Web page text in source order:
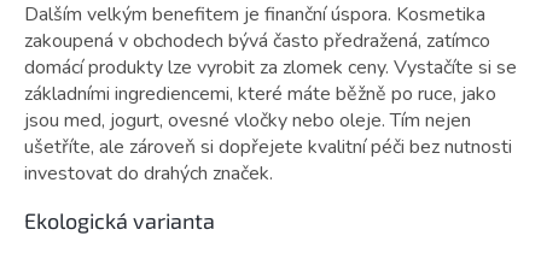
Dalším velkým benefitem je finanční úspora. Kosmetika
zakoupená v obchodech bývá často předražená, zatímco
domácí produkty lze vyrobit za zlomek ceny. Vystačíte si se
základními ingrediencemi, které máte běžně po ruce, jako
jsou med, jogurt, ovesné vločky nebo oleje. Tím nejen
ušetříte, ale zároveň si dopřejete kvalitní péči bez nutnosti
investovat do drahých značek.
Ekologická varianta